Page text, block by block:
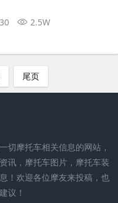
2.5W
尾页
切摩托车相关信息的网站，
讯，摩托车图片，摩托车装
！欢迎各位摩友来投稿，也
议！